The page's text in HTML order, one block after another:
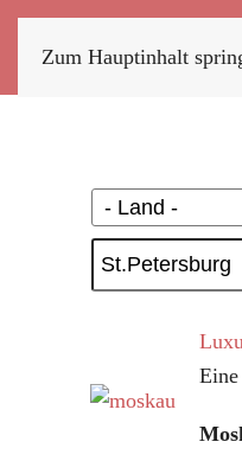
Zum Hauptinhalt